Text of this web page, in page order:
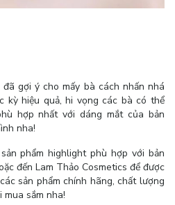
gợi ý cho mấy bà cách nhấn nhá
kỳ hiệu quả, hi vọng các bà có thể
hợp nhất với dáng mắt của bản
nha!
phẩm highlight phù hợp với bản
đến Lam Thảo Cosmetics để được
sản phẩm chính hãng, chất lượng
sắm nha!